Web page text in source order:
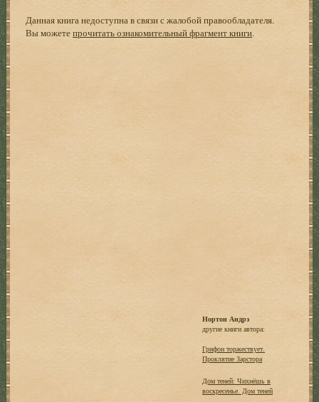
Данная книга недоступна в связи с жалобой правообладателя.
Вы можетепрочитать ознакомительный фрагмент книги.
Нортон Андрэ
другие книги автора:
Грифон торжествует.
Проклятие Зарстора
Дом теней: Чихнёшь в
воскресенье. Дом теней